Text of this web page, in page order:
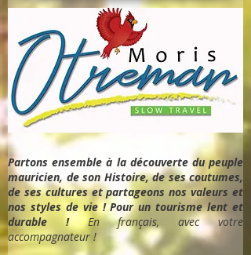
Partons ensemble à la découverte du peuple
mauricien, de son Histoire, de ses coutumes,
de ses cultures et partageons nos valeurs et
nos styles de vie ! Pour un tourisme lent et
durable !En français, avec votre
accompagnateur !